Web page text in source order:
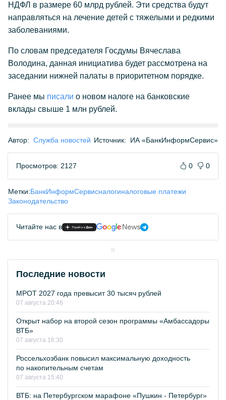
НДФЛ в размере 60 млрд рублей. Эти средства будут
направляться на лечение детей с тяжелыми и редкими
заболеваниями.
По словам председателя Госдумы Вячеслава
Володина, данная инициатива будет рассмотрена на
заседании нижней палаты в приоритетном порядке.
Ранее мы писали о новом налоге на банковские
вклады свыше 1 млн рублей.
Автор: Служба новостей Источник: ИА «БанкИнформСервис»
Просмотров: 2127 0 0
Метки:БанкИнформСервисналогиналоговые платежи
Законодательство
Читайте нас в
Последние новости
МРОТ 2027 года превысит 30 тысяч рублей
07 августа 20:46
Открыт набор на второй сезон программы «Амбассадоры
ВТБ»
07 августа 16:30
Россельхозбанк повысил максимальную доходность
по накопительным счетам
07 августа 15:40
ВТБ: на Петербургском марафоне «Пушкин - Петербург»